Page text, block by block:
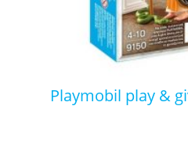
playmobil play &